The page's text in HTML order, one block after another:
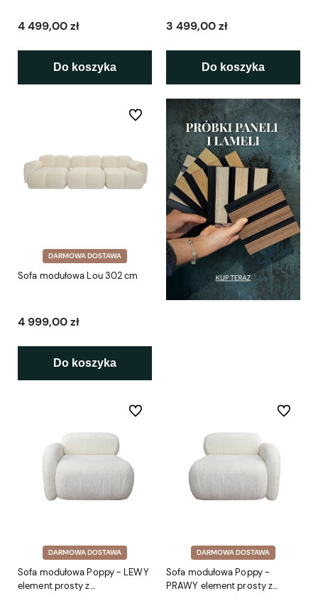
4 499,00 zł
Do koszyka
3 499,00 zł
Do koszyka
DARMOWA DOSTAWA
Sofa modułowa Lou 302 cm
4 999,00 zł
Do koszyka
Do ulubionych
DARMOWA DOSTAWA
Sofa modułowa Poppy - LEWY
element prosty z
Do ulubionych
DARMOWA DOSTAWA
Sofa modułowa Poppy -
PRAWY element prosty z
Do